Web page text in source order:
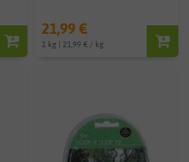
21,99 €
1 kg | 21,99 € / kg